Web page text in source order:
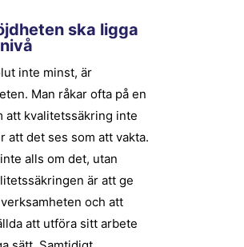
ska ligga
inte minst, är
Man råkar ofta på en
att kvalitetssäkring inte
att det ses som att vakta.
alls om det, utan
är att ge
och att
att utföra sitt arbete